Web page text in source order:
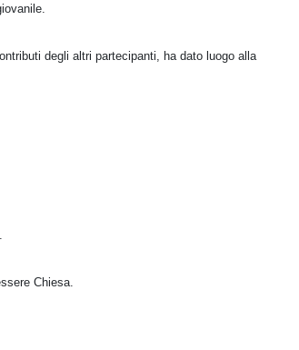
degli altri partecipanti, ha dato luogo alla
Chiesa.